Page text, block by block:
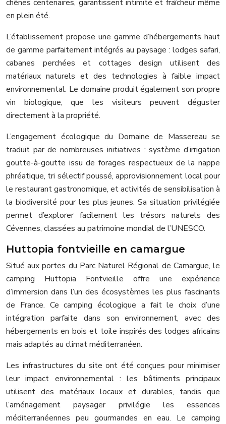
chênes centenaires, garantissent intimité et fraîcheur même
en plein été.
L’établissement propose une gamme d’hébergements haut
de gamme parfaitement intégrés au paysage : lodges safari,
cabanes perchées et cottages design utilisent des
matériaux naturels et des technologies à faible impact
environnemental. Le domaine produit également son propre
vin biologique, que les visiteurs peuvent déguster
directement à la propriété.
L’engagement écologique du Domaine de Massereau se
traduit par de nombreuses initiatives : système d’irrigation
goutte-à-goutte issu de forages respectueux de la nappe
phréatique, tri sélectif poussé, approvisionnement local pour
le restaurant gastronomique, et activités de sensibilisation à
la biodiversité pour les plus jeunes. Sa situation privilégiée
permet d’explorer facilement les trésors naturels des
Cévennes, classées au patrimoine mondial de l’UNESCO.
Huttopia fontvieille en camargue
Situé aux portes du Parc Naturel Régional de Camargue, le
camping Huttopia Fontvieille offre une expérience
d’immersion dans l’un des écosystèmes les plus fascinants
de France. Ce camping écologique a fait le choix d’une
intégration parfaite dans son environnement, avec des
hébergements en bois et toile inspirés des lodges africains
mais adaptés au climat méditerranéen.
Les infrastructures du site ont été conçues pour minimiser
leur impact environnemental : les bâtiments principaux
utilisent des matériaux locaux et durables, tandis que
l’aménagement paysager privilégie les essences
méditerranéennes peu gourmandes en eau. Le camping